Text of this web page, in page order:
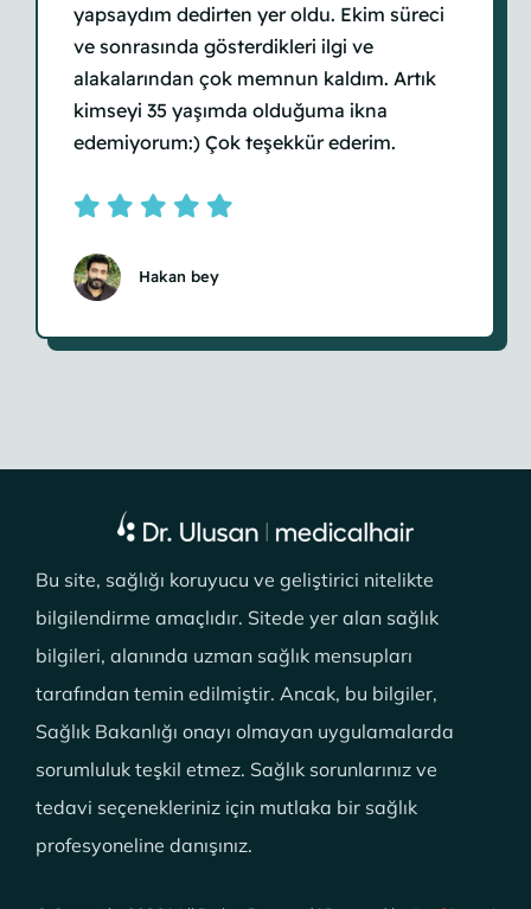
yapsaydım dedirten yer oldu. Ekim süreci
ve sonrasında gösterdikleri ilgi ve
alakalarından çok memnun kaldım. Artık
kimseyi 35 yaşımda olduğuma ikna
edemiyorum:) Çok teşekkür ederim.
Hakan bey
Bu site, sağlığı koruyucu ve geliştirici nitelikte
bilgilendirme amaçlıdır. Sitede yer alan sağlık
bilgileri, alanında uzman sağlık mensupları
tarafından temin edilmiştir. Ancak, bu bilgiler,
Sağlık Bakanlığı onayı olmayan uygulamalarda
sorumluluk teşkil etmez. Sağlık sorunlarınız ve
tedavi seçenekleriniz için mutlaka bir sağlık
profesyoneline danışınız.